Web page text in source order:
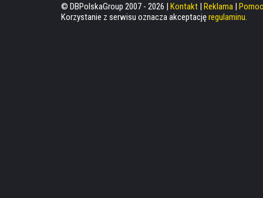
© DBPolskaGroup 2007 - 2026 | Kontakt| Reklama| Pomoc
Korzystanie z serwisu oznacza akceptacjęregulaminu.